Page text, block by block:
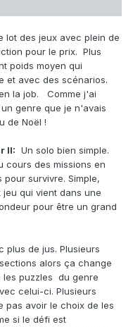
lot des jeux avec plein de
pour le prix. Plus
poids moyen qui
et avec des scénarios.
la job. Comme j'ai
genre que je n'avais
de Noël !
II: Un solo bien simple.
cours des missions en
survivre. Simple,
qui vient dans une
pour être un grand
plus de jus. Plusieurs
alors ça change
les puzzles du genre
celui-ci. Plusieurs
pas avoir le choix de les
si le défi est